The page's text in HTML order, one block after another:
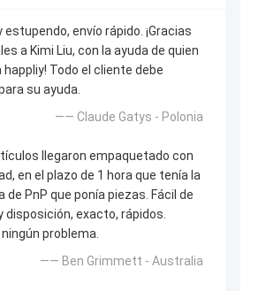
estupendo, envío rápido. ¡Gracias
a Kimi Liu, con la ayuda de quien
happliy! Todo el cliente debe
su ayuda.
—— Claude Gatys - Polonia
llegaron empaquetado con
en el plazo de 1 hora que tenía la
de PnP que ponía piezas. Fácil de
disposición, exacto, rápidos.
problema.
—— Ben Grimmett - Australia